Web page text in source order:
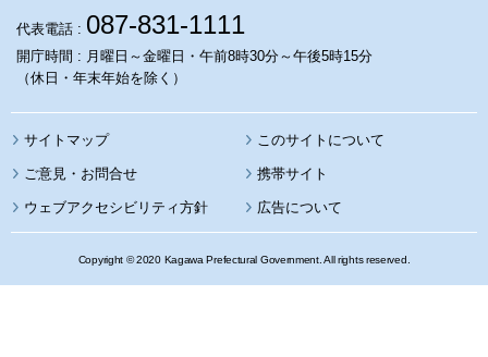
代表電話 : 087-831-1111
開庁時間 : 月曜日～金曜日・午前8時30分～午後5時15分
（休日・年末年始を除く）
サイトマップ このサイトについて
携帯サイト
ウェブアクセシビリティ方針 広告について
Copyright © 2020 Kagawa Prefectural Government. All rights reserved.